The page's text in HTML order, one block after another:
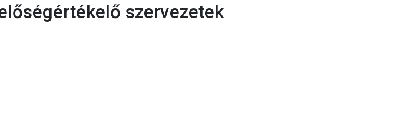
szervezetek